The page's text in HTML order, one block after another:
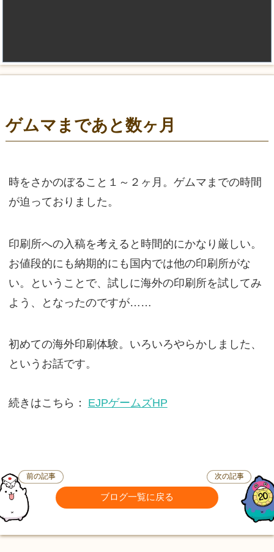
ゲムマまであと数ヶ月
時をさかのぼること１～２ヶ月。ゲムマまでの時間
が迫っておりました。
印刷所への入稿を考えると時間的にかなり厳しい。
お値段的にも納期的にも国内では他の印刷所がな
い。ということで、試しに海外の印刷所を試してみ
よう、となったのですが……
初めての海外印刷体験。いろいろやらかしました、
というお話です。
続きはこちら： EJPゲームズHP
前の記事
ブログ一覧に戻る
次の記事